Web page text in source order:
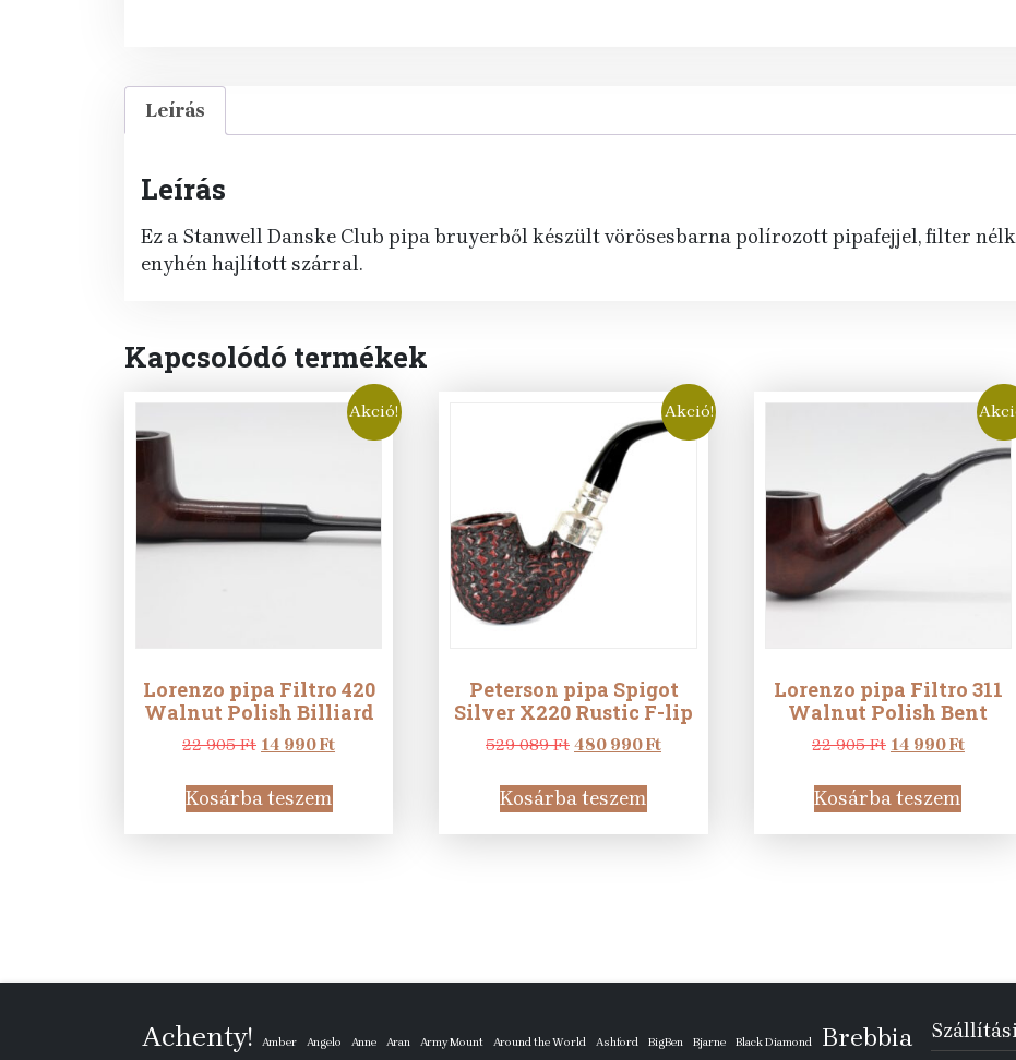
Leírás
Leírás
Ez a Stanwell Danske Club pipa bruyerből készült vörösesbarna polírozott pipafejjel, filter
enyhén hajlított szárral.
Kapcsolódó termékek
Akció!
Lorenzo pipa Filtro 420
Walnut Polish Billiard
22 905Ft Original
was:
22
905 Ft.
14 990FtCurrent
990 Ft.
Kosárba teszem
Akció!
Peterson pipa Spigot
Silver X220 Rustic F-lip
529 089Ft Original
was:
529
089 Ft.
480 990FtCurrent
990 Ft.
Kosárba teszem
Lorenzo pipa Filtro 311
Walnut Polish Bent
22 905Ft Original
was:
22
905 Ft.
14 990FtCurrent
990 Ft.
Kosárba teszem
Achenty! Amber Angelo Anne Aran Army Mount Around the World Ashford BigBen Bjarne Black Diamond Brebbia